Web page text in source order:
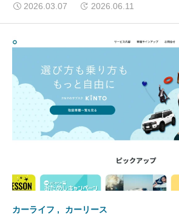
2026.03.07 2026.06.11
カーライフ カーリース